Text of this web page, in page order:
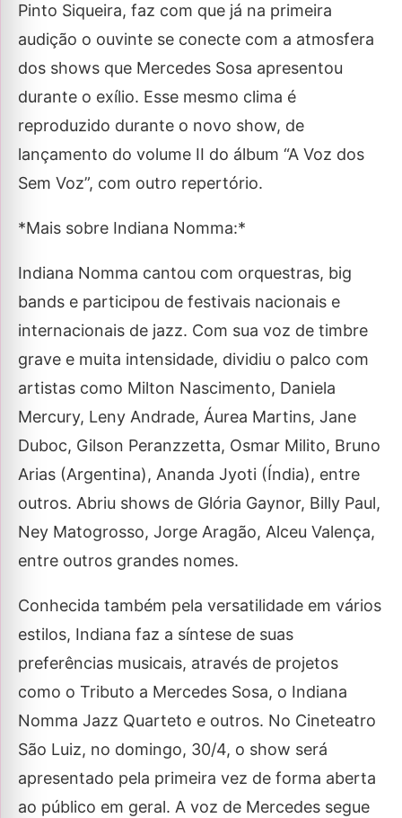
Pinto Siqueira, faz com que já na primeira
audição o ouvinte se conecte com a atmosfera
dos shows que Mercedes Sosa apresentou
durante o exílio. Esse mesmo clima é
reproduzido durante o novo show, de
lançamento do volume II do álbum “A Voz dos
Sem Voz”, com outro repertório.
*Mais sobre Indiana Nomma:*
Indiana Nomma cantou com orquestras, big
bands e participou de festivais nacionais e
internacionais de jazz. Com sua voz de timbre
grave e muita intensidade, dividiu o palco com
artistas como Milton Nascimento, Daniela
Mercury, Leny Andrade, Áurea Martins, Jane
Duboc, Gilson Peranzzetta, Osmar Milito, Bruno
Arias (Argentina), Ananda Jyoti (Índia), entre
outros. Abriu shows de Glória Gaynor, Billy Paul,
Ney Matogrosso, Jorge Aragão, Alceu Valença,
entre outros grandes nomes.
Conhecida também pela versatilidade em vários
estilos, Indiana faz a síntese de suas
preferências musicais, através de projetos
como o Tributo a Mercedes Sosa, o Indiana
Nomma Jazz Quarteto e outros. No Cineteatro
São Luiz, no domingo, 30/4, o show será
apresentado pela primeira vez de forma aberta
ao público em geral. A voz de Mercedes segue